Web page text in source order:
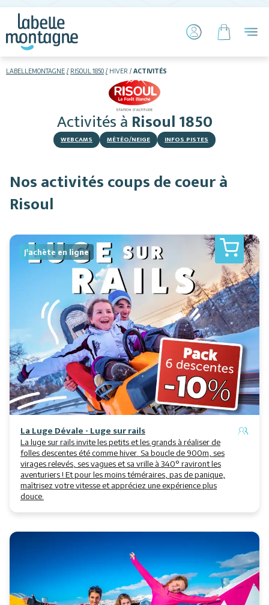
LABELLEMONTAGNE RISOUL 1850 HIVER ACTIVITÉS
Activitésà Risoul 1850
WEBCAMS MÉTÉO/NEIGE INFOS PISTES
Hébergements
Activités
Restaurants
Services
Animations
Nos activités coups de coeur à
Risoul
J'achète en ligne
La Luge Dévale - Luge sur rails
La luge sur rails invite les petits et les grands à réaliser de
folles descentes été comme hiver. Sa boucle de 900m, ses
virages relevés, ses vagues et sa vrille à 340° raviront les
aventuriers ! Et pour les moins téméraires, pas de panique,
maîtrisez votre vitesse et appréciez une expérience plus
douce.